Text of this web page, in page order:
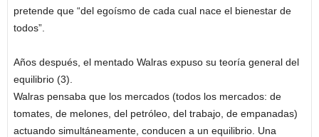
pretende que “del egoísmo de cada cual nace el bienestar de
todos”.
Años después, el mentado Walras expuso su teoría general del
equilibrio (3).
Walras pensaba que los mercados (todos los mercados: de
tomates, de melones, del petróleo, del trabajo, de empanadas)
actuando simultáneamente, conducen a un equilibrio. Una